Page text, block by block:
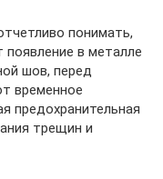
понимать,
появление в металле
шов, перед
временное
предохранительная
трещин и